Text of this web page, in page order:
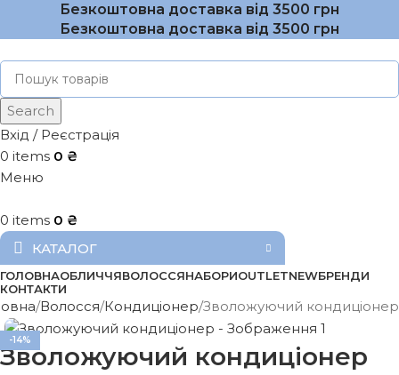
Безкоштовна доставка від 3500 грн
Безкоштовна доставка від 3500 грн
Search
Вхід / Реєстрація
0 items 0 ₴
Меню
0 items 0 ₴
КАТАЛОГ
ГОЛОВНАОБЛИЧЧЯВОЛОССЯНАБОРИOUTLETNEWБРЕНДИ
КОНТАКТИ
Волосся Кондиціонер Зволожуючий кондиціонер
-14%
Зволожуючий кондиціонер